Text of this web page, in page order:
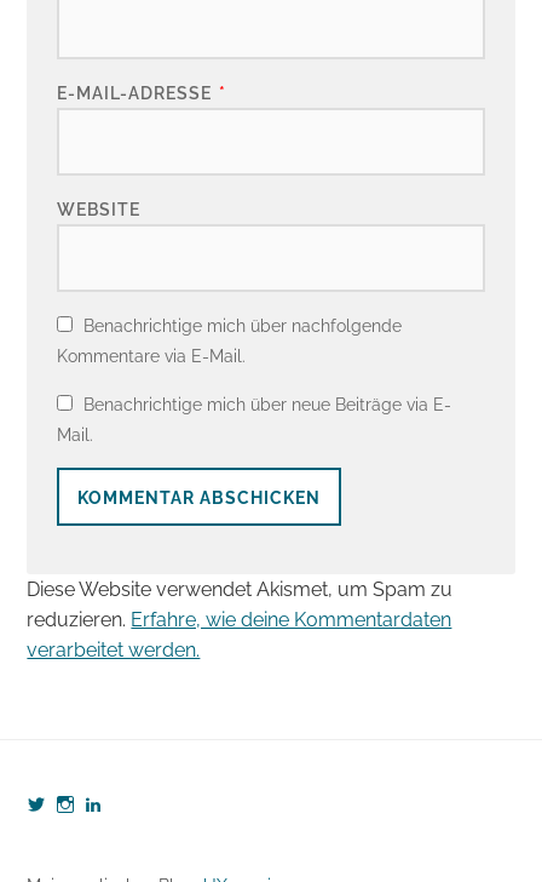
E-MAIL-ADRESSE *
WEBSITE
Benachrichtige mich über nachfolgende
Kommentare via E-Mail.
Benachrichtige mich über neue Beiträge via E-
Mail.
Diese Website verwendet Akismet, um Spam zu
reduzieren. Erfahre, wie deine Kommentardaten
verarbeitet werden.
ProfilProfil